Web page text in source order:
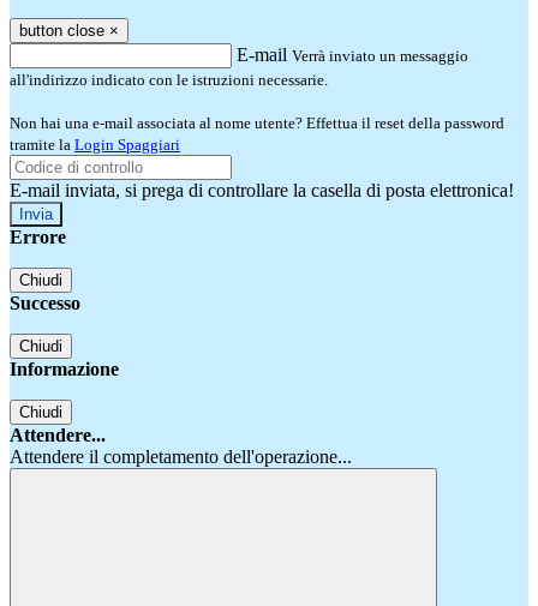
button close ×
E-mail Verrà inviato un messaggio
all'indirizzo indicato con le istruzioni necessarie.
Non hai una e-mail associata al nome utente? Effettua il reset della password
tramite la Login Spaggiari
E-mail inviata, si prega di controllare la casella di posta elettronica!
Errore
Chiudi
Successo
Chiudi
Informazione
Chiudi
Attendere...
Attendere il completamento dell'operazione...